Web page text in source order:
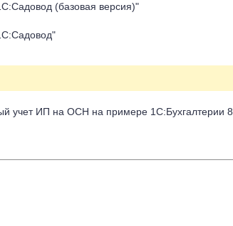
(базовая версия)"
учет ИП на ОСН на примере 1С:Бухгалтерии 8